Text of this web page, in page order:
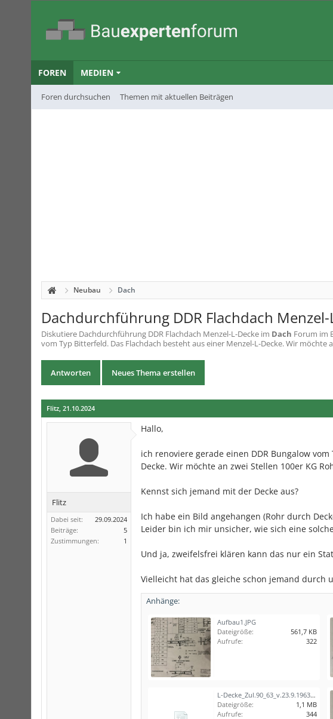
FOREN
Foren durchsuchen Themen mit aktuellen Beiträgen
MEDIEN
Neubau Dach
Dachdurchführung DDR Flachdach Menzel-
Diskutiere Dachdurchführung DDR Flachdach Menzel-L-Decke im Dach Forum im
vom Typ Bitterfeld. Das Flachdach besteht aus einer Menzel-L-Decke. Wir möchte
Antworten Neues Thema erstellen
Flitz, 21.10.2024
Flitz
Dabei seit:
29.09.2024
Beiträge:
5
Zustimmungen:
1
Hallo,
ich renoviere gerade einen DDR Bungalow
Decke. Wir möchte an zwei Stellen 100er KG
Kennst sich jemand mit der Decke aus?
Ich habe ein Bild angehangen (Rohr durch
Leider bin ich mir unsicher, wie sich eine
Und ja, zweifelsfrei klären kann das nur ein
Vielleicht hat das gleiche schon jemand durch
Anhänge:
Aufbau1.JPG
Dateigröße:
561,7 KB
Aufrufe:
322
L-Decke_Zul.90_63_v.23.9.1963.pdf
Dateigröße:
1,1 MB
Aufrufe:
344